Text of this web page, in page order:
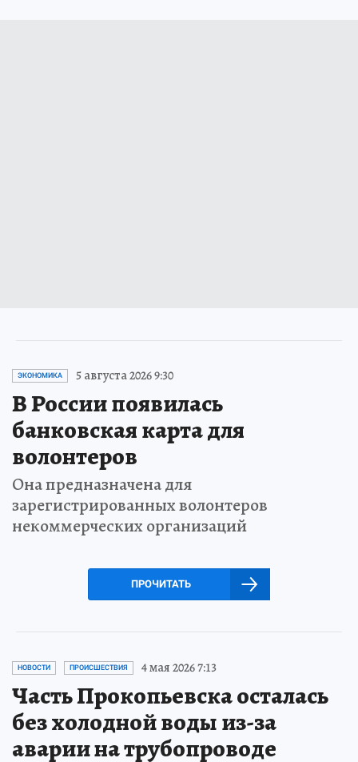
ЭКОНОМИКА 5 августа 2026 9:30
В России появилась
банковская карта для
волонтеров
Она предназначена для
зарегистрированных волонтеров
некоммерческих организаций
ПРОЧИТАТЬ
НОВОСТИ ПРОИСШЕСТВИЯ 4 мая 2026 7:13
Часть Прокопьевска осталась
без холодной воды из-за
аварии на трубопроводе